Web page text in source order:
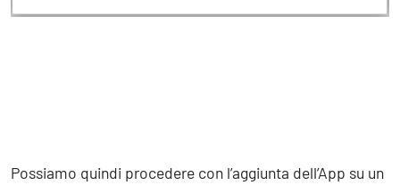
Possiamo quindi procedere con l’aggiunta dell’App su un